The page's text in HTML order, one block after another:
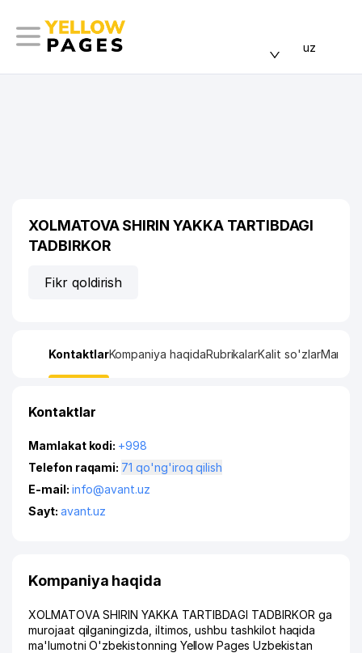
uz
XOLMATOVA SHIRIN YAKKA TARTIBDAGI
TADBIRKOR
Fikr qoldirish
KontaktlarKompaniya haqidaRubrikalarKalit so'zlarManzil
Kontaktlar
Mamlakat kodi: +998
Telefon raqami:
71 qo'ng'iroq qilish
E-mail: info@avant.uz
Sayt: avant.uz
Kompaniya haqida
XOLMATOVA SHIRIN YAKKA TARTIBDAGI TADBIRKOR ga
murojaat qilganingizda, iltimos, ushbu tashkilot haqida
ma'lumotni O'zbekistonning Yellow Pages Uzbekistan